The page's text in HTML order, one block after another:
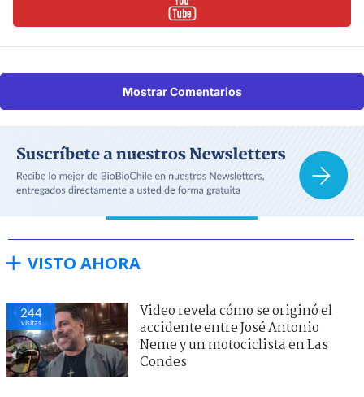
Mostrar Comentarios
VISTO AHORA
244
visitas
Video revela cómo se originó el
accidente entre José Antonio
Neme y un motociclista en Las
Condes